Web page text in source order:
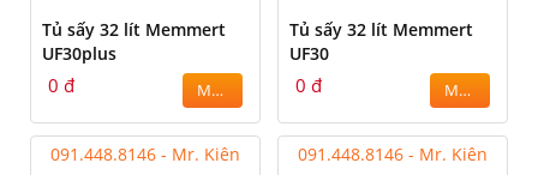
Tủ sấy 32 lít Memmert
UF30plus
0 đ MUA
Tủ sấy 32 lít Memmert
UF30
0 đ MUA
091.448.8146 - Mr. Kiên 091.448.8146 - Mr. Kiên